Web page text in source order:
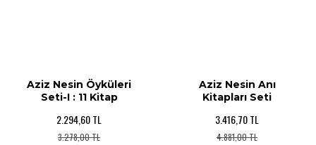
Aziz Nesin Öyküleri
Seti-I : 11 Kitap
2.294,60 TL
3.278,00 TL
Aziz Nesin Anı
Kitapları Seti
3.416,70 TL
4.881,00 TL